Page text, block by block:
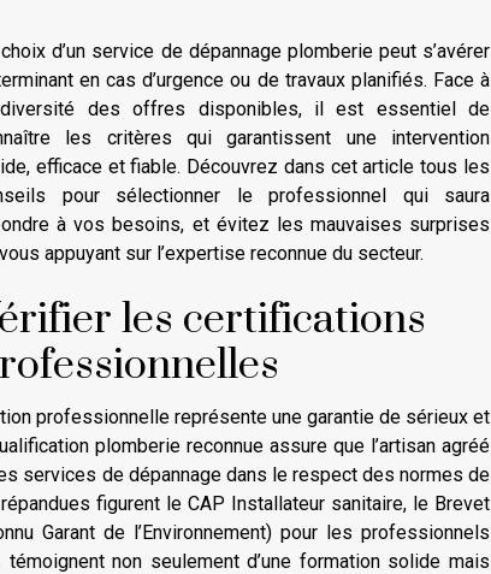
d’un service de dépannage plomberie peut s’avérer
en cas d’urgence ou de travaux planifiés. Face à
des offres disponibles, il est essentiel de
les critères qui garantissent une intervention
efficace et fiable. Découvrez dans cet article tous les
pour sélectionner le professionnel qui saura
à vos besoins, et évitez les mauvaises surprises
appuyant sur l’expertise reconnue du secteur.
les certifications
professionnelle représente une garantie de sérieux et
plomberie reconnue assure que l’artisan agréé
services de dépannage dans le respect des normes de
figurent le CAP Installateur sanitaire, le Brevet
Garant de l’Environnement) pour les professionnels
non seulement d’une formation solide mais